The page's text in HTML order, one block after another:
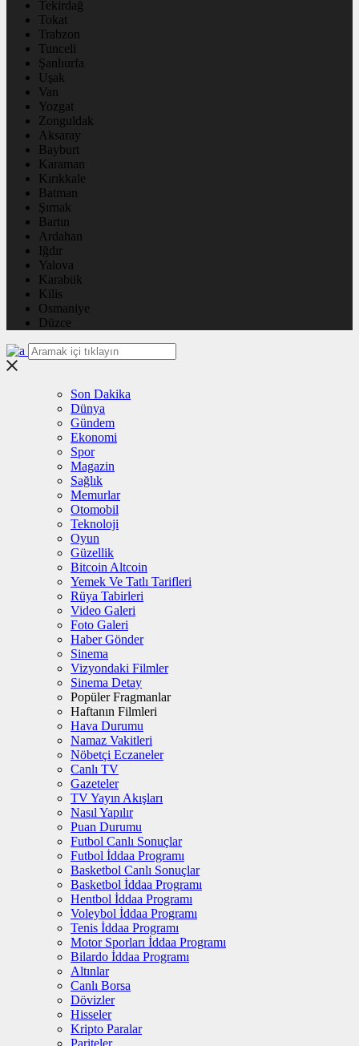
Tekirdağ
Tokat
Trabzon
Tunceli
Şanlıurfa
Uşak
Van
Yozgat
Zonguldak
Aksaray
Bayburt
Karaman
Kırıkkale
Batman
Şırnak
Bartın
Ardahan
Iğdır
Yalova
Karabük
Kilis
Osmaniye
Düzce
Son Dakika
Dünya
Gündem
Ekonomi
Spor
Magazin
Sağlık
Memurlar
Otomobil
Teknoloji
Oyun
Güzellik
Bitcoin Altcoin
Yemek Ve Tatlı Tarifleri
Rüya Tabirleri
Video Galeri
Foto Galeri
Haber Gönder
Sinema
Vizyondaki Filmler
Sinema Detay
Popüler Fragmanlar
Haftanın Filmleri
Hava Durumu
Namaz Vakitleri
Nöbetçi Eczaneler
Canlı TV
Gazeteler
TV Yayın Akışları
Nasıl Yapılır
Puan Durumu
Futbol Canlı Sonuçlar
Futbol İddaa Programı
Basketbol Canlı Sonuçlar
Basketbol İddaa Programı
Hentbol İddaa Programı
Voleybol İddaa Programı
Tenis İddaa Programı
Motor Sporları İddaa Programı
Bilardo İddaa Programı
Altınlar
Canlı Borsa
Dövizler
Hisseler
Kripto Paralar
Pariteler